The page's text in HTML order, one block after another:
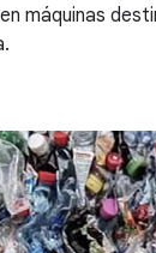
máquinas